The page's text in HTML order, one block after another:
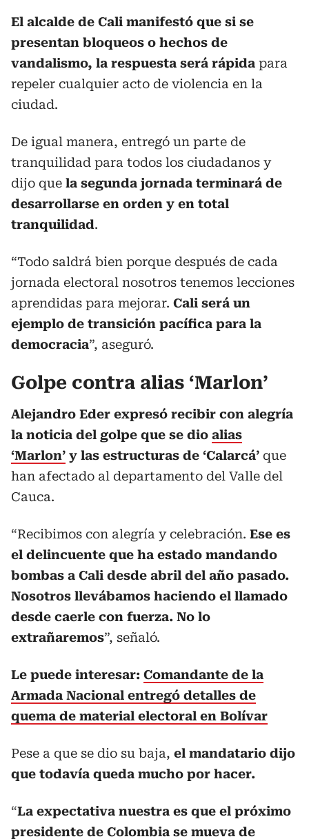
El alcalde de Cali manifestó que si se
presentan bloqueos o hechos de
vandalismo, la respuesta será rápida para
repeler cualquier acto de violencia en la
ciudad.
De igual manera, entregó un parte de
tranquilidad para todos los ciudadanos y
dijo que la segunda jornada terminará de
desarrollarse en orden y en total
tranquilidad.
“Todo saldrá bien porque después de cada
jornada electoral nosotros tenemos lecciones
aprendidas para mejorar. Cali será un
ejemplo de transición pacífica para la
democracia”, aseguró.
Golpe contra alias ‘Marlon’
Alejandro Eder expresó recibir con alegría
la noticia del golpe que se dio alias
‘Marlon’ y las estructuras de ‘Calarcá’ que
han afectado al departamento del Valle del
Cauca.
“Recibimos con alegría y celebración. Ese es
el delincuente que ha estado mandando
bombas a Cali desde abril del año pasado.
Nosotros llevábamos haciendo el llamado
desde caerle con fuerza. No lo
extrañaremos”, señaló.
Le puede interesar: Comandante de la
Armada Nacional entregó detalles de
quema de material electoral en Bolívar
Pese a que se dio su baja, el mandatario dijo
que todavía queda mucho por hacer.
“La expectativa nuestra es que el próximo
presidente de Colombia se mueva de